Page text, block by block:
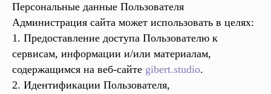
Персональные данные Пользователя
Администрация сайта может использовать в целях:
1. Предоставление доступа Пользователю к
сервисам, информации и/или материалам,
содержащимся на веб-сайте gibert.studio.
2. Идентификации Пользователя,